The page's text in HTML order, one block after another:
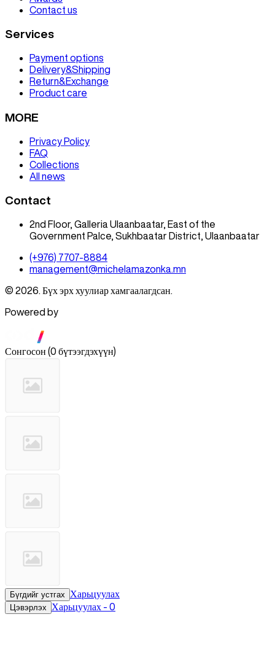
Contact us
Services
Payment options
Delivery&Shipping
Return&Exchange
Product care
MORE
Privacy Policy
FAQ
Collections
All news
Contact
2nd Floor, Galleria Ulaanbaatar, East of the
Government Palce, Sukhbaatar District, Ulaanbaatar
(+976) 7707-8884
management@michelamazonka.mn
© 2026. Бүх эрх хуулиар хамгаалагдсан.
Powered by
Сонгосон (0 бүтээгдэхүүн)
Бүгдийг устгах Харьцуулах
Цэвэрлэх Харьцуулах - 0